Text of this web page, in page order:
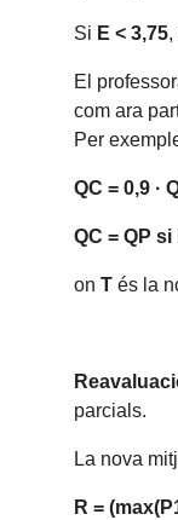
Si E < 3,75,
El
com ara
Per
QC = 0,9 ·
QC = QP si
onT és la
parcials.
La nova
R =